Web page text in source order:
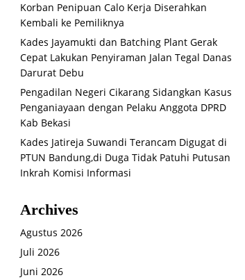
Korban Penipuan Calo Kerja Diserahkan
Kembali ke Pemiliknya
Kades Jayamukti dan Batching Plant Gerak
Cepat Lakukan Penyiraman Jalan Tegal Danas
Darurat Debu
Pengadilan Negeri Cikarang Sidangkan Kasus
Penganiayaan dengan Pelaku Anggota DPRD
Kab Bekasi
Kades Jatireja Suwandi Terancam Digugat di
PTUN Bandung,di Duga Tidak Patuhi Putusan
Inkrah Komisi Informasi
Archives
Agustus 2026
Juli 2026
Juni 2026